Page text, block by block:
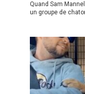
Quand Sam
un groupe de